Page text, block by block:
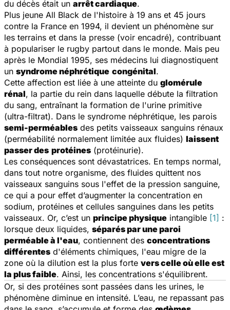
du décès était un arrêt cardiaque.
Plus jeune All Black de l'histoire à 19 ans et 45 jours
contre la France en 1994, il devient un phénomène sur
les terrains et dans la presse (voir encadré), contribuant
à populariser le rugby partout dans le monde. Mais peu
après le Mondial 1995, ses médecins lui diagnostiquent
un syndrome néphrétique congénital.
Cette affection est liée à une atteinte du glomérule
rénal, la partie du rein dans laquelle débute la filtration
du sang, entraînant la formation de l'urine primitive
(ultra-filtrat). Dans le syndrome néphrétique, les parois
semi-perméables des petits vaisseaux sanguins rénaux
(perméabilité normalement limitée aux fluides) laissent
passer des protéines (protéinurie).
Les conséquences sont dévastatrices. En temps normal,
dans tout notre organisme, des fluides quittent nos
vaisseaux sanguins sous l'effet de la pression sanguine,
ce qui a pour effet d’augmenter la concentration en
sodium, protéines et cellules sanguines dans les petits
vaisseaux. Or, c’est un principe physique intangible [1] :
lorsque deux liquides, séparés par une paroi
perméable à l'eau, contiennent des concentrations
différentes d'éléments chimiques, l'eau migre de la
zone où la dilution est la plus forte vers celle où elle est
la plus faible. Ainsi, les concentrations s'équilibrent.
Or, si des protéines sont passées dans les urines, le
phénomène diminue en intensité. L’eau, ne repassant pas